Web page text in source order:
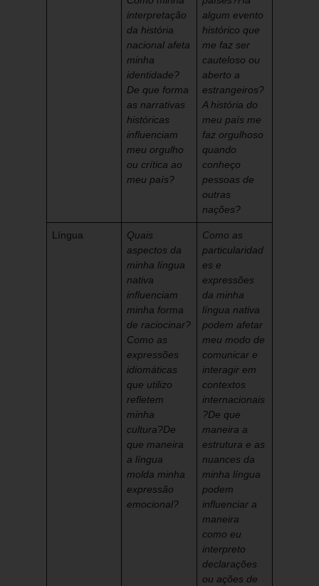
interpretação
da história
nacional afeta
minha
identidade?
De que forma
as narrativas
históricas
influenciam
meu orgulho
ou crítica ao
meu país?
algum evento
histórico que
me faz ser
cauteloso ou
aberto a
estrangeiros?
A história do
meu país me
faz orgulhoso
quando
conheço
pessoas de
outras
nações?
Língua
Quais
aspectos da
minha língua
nativa
influenciam
minha forma
de raciocinar?
Como as
expressões
idiomáticas
que utilizo
refletem
minha
cultura?De
que maneira
a língua
molda minha
expressão
emocional?
Como as
particularidad
es e
expressões
da minha
língua nativa
podem afetar
meu modo de
comunicar e
interagir em
contextos
internacionais
?De que
maneira a
estrutura e as
nuances da
minha língua
podem
influenciar a
maneira
como eu
interpreto
declarações
ou ações de